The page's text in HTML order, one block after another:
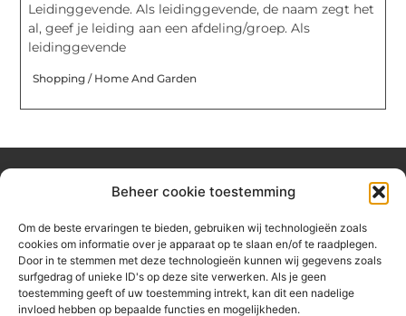
Beheer cookie toestemming
Om de beste ervaringen te bieden, gebruiken wij technologieën zoals
cookies om informatie over je apparaat op te slaan en/of te raadplegen.
Door in te stemmen met deze technologieën kunnen wij gegevens zoals
surfgedrag of unieke ID's op deze site verwerken. Als je geen
toestemming geeft of uw toestemming intrekt, kan dit een nadelige
invloed hebben op bepaalde functies en mogelijkheden.
Leidinggevende. Als leidinggevende, de naam zegt het
al, geef je leiding aan een afdeling/groep. Als
leidinggevende
Shopping / Home And Garden
Jouw gids voor inspiratie en tips uit het dagelijks leven.
Ontdek een brede verzameling blogs en artikelen die je helpen
om het meeste uit elke dag te halen, met praktische adviezen
en verrassende inzichten.